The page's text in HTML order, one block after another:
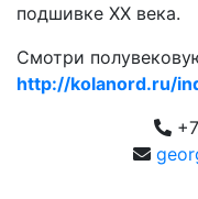
подшивке ХХ века.
Смотри
http://kolanord.ru/